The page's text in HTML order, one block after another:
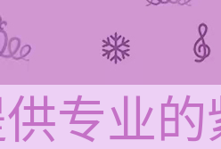
专业